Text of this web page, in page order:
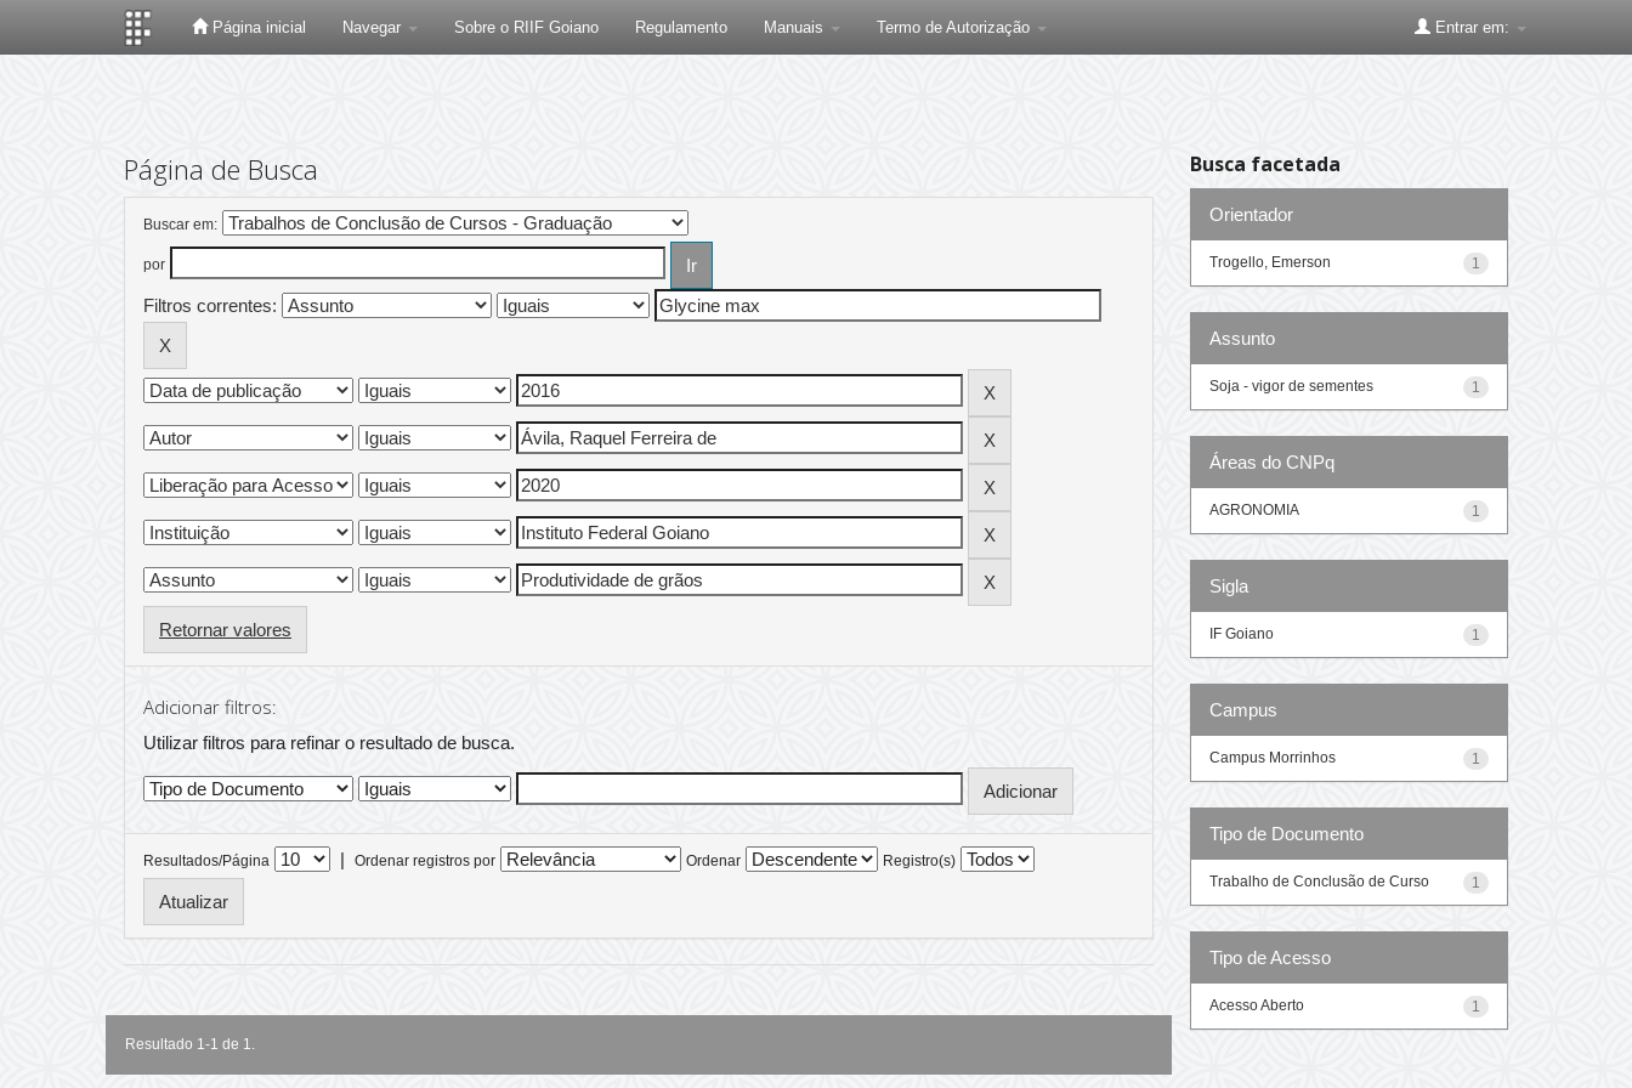
Página inicial Navegar Sobre o RIIF Goiano Regulamento Manuais Termo de Autorização Entrar em:
Página de Busca
Buscar em:
por
Filtros correntes:
Retornar valores
Adicionar filtros:
Utilizar filtros para refinar o resultado de busca.
Resultados/Página | Ordenar registros por Ordenar Registro(s)
Resultado 1-1 de 1.
Busca facetada
Orientador
1
Trogello, Emerson
Assunto
1
Soja - vigor de sementes
Áreas do CNPq
1
AGRONOMIA
Sigla
1
IF Goiano
Campus
1
Campus Morrinhos
Tipo de Documento
1
Trabalho de Conclusão de Curso
Tipo de Acesso
1
Acesso Aberto